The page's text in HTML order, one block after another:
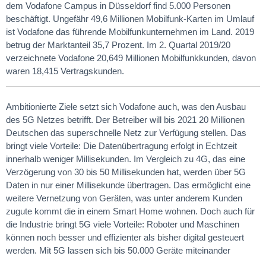
dem Vodafone Campus in Düsseldorf find 5.000 Personen
beschäftigt. Ungefähr 49,6 Millionen Mobilfunk-Karten im Umlauf
ist Vodafone das führende Mobilfunkunternehmen im Land. 2019
betrug der Marktanteil 35,7 Prozent. Im 2. Quartal 2019/20
verzeichnete Vodafone 20,649 Millionen Mobilfunkkunden, davon
waren 18,415 Vertragskunden.
Ambitionierte Ziele setzt sich Vodafone auch, was den Ausbau
des 5G Netzes betrifft. Der Betreiber will bis 2021 20 Millionen
Deutschen das superschnelle Netz zur Verfügung stellen. Das
bringt viele Vorteile: Die Datenübertragung erfolgt in Echtzeit
innerhalb weniger Millisekunden. Im Vergleich zu 4G, das eine
Verzögerung von 30 bis 50 Millisekunden hat, werden über 5G
Daten in nur einer Millisekunde übertragen. Das ermöglicht eine
weitere Vernetzung von Geräten, was unter anderem Kunden
zugute kommt die in einem Smart Home wohnen. Doch auch für
die Industrie bringt 5G viele Vorteile: Roboter und Maschinen
können noch besser und effizienter als bisher digital gesteuert
werden. Mit 5G lassen sich bis 50.000 Geräte miteinander